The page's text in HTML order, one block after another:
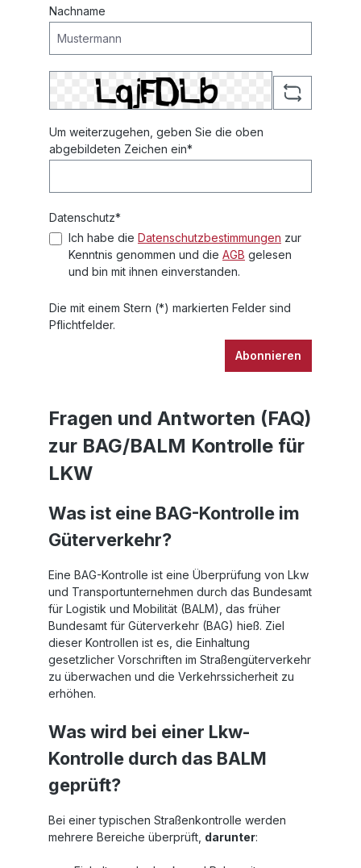
Nachname
Um weiterzugehen, geben Sie die oben
abgebildeten Zeichen ein*
Datenschutz*
Ich habe die Datenschutzbestimmungen zur
Kenntnis genommen und die AGB gelesen
und bin mit ihnen einverstanden.
Die mit einem Stern (*) markierten Felder sind
Pflichtfelder.
Abonnieren
Fragen und Antworten (FAQ)
zur BAG/BALM Kontrolle für
LKW
Was ist eine BAG-Kontrolle im
Güterverkehr?
Eine BAG-Kontrolle ist eine Überprüfung von Lkw
und Transportunternehmen durch das Bundesamt
für Logistik und Mobilität (BALM), das früher
Bundesamt für Güterverkehr (BAG) hieß. Ziel
dieser Kontrollen ist es, die Einhaltung
gesetzlicher Vorschriften im Straßengüterverkehr
zu überwachen und die Verkehrssicherheit zu
erhöhen.
Was wird bei einer Lkw-
Kontrolle durch das BALM
geprüft?
Bei einer typischen Straßenkontrolle werden
mehrere Bereiche überprüft, darunter: